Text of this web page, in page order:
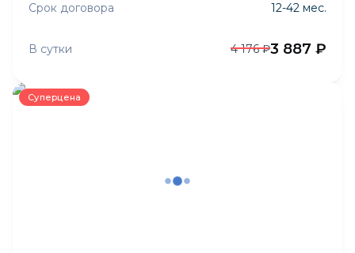
Срок договора
12-42 мес.
В сутки 4 176 ₽3 887 ₽
Суперцена